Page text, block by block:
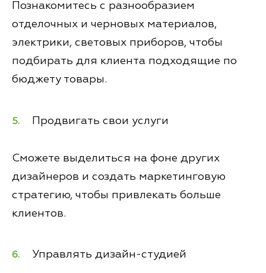
Познакомитесь с разнообразием
отделочных и черновых материалов,
электрики, световых приборов, чтобы
подбирать для клиента подходящие по
бюджету товары.
Продвигать свои услуги
Сможете выделиться на фоне других
дизайнеров и создать маркетинговую
стратегию, чтобы привлекать больше
клиентов.
Управлять дизайн-студией